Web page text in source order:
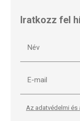
Iratkozz fel
Az adatvédelmi